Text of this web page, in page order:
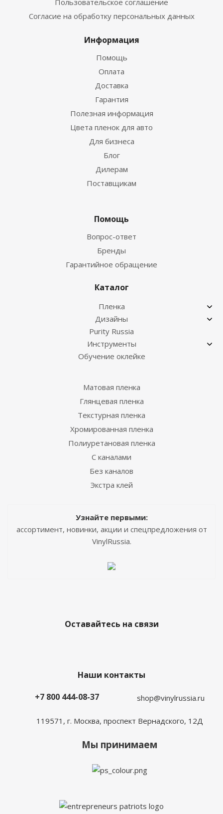
Согласие на обработку персональных данных
Информация
Помощь
Оплата
Доставка
Гарантия
Полезная информация
Цвета пленок для авто
Для бизнеса
Блог
Дилерам
Поставщикам
Помощь
Вопрос-ответ
Бренды
Гарантийное обращение
Каталог
Пленка
Дизайны
Purity Russia
Инструменты
Обучение оклейке
Матовая пленка
Глянцевая пленка
Текстурная пленка
Хромированная пленка
Полиуретановая пленка
С каналами
Без каналов
Экстра клей
Узнайте первыми:
ассортимент, новинки, акции и спецпредложения от
VinylRussia.
Оставайтесь на связи
Наши контакты
+7 800 444-08-37
shop@vinylrussia.ru
119571, г. Москва, проспект Вернадского, 12Д
Мы принимаем